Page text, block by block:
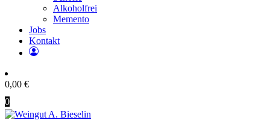
Alkoholfrei
Memento
Jobs
Kontakt
0,00 €
0